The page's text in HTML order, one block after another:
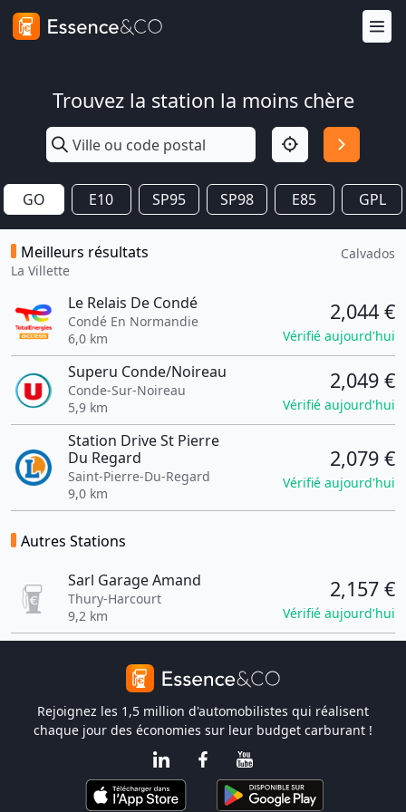
Trouvez la station la moins chère
GO E10 SP95 SP98 E85 GPL
Meilleurs résultats
La Villette
Calvados
Le Relais De Condé
Condé En Normandie
6,0 km
2,044 €
Vérifié aujourd'hui
Superu Conde/Noireau
Conde-Sur-Noireau
5,9 km
2,049 €
Vérifié aujourd'hui
Station Drive St Pierre
Du Regard
Saint-Pierre-Du-Regard
9,0 km
2,079 €
Vérifié aujourd'hui
Autres Stations
Sarl Garage Amand
Thury-Harcourt
9,2 km
2,157 €
Vérifié aujourd'hui
Rejoignez les 1,5 million d'automobilistes qui réalisent
chaque jour des économies sur leur budget carburant !